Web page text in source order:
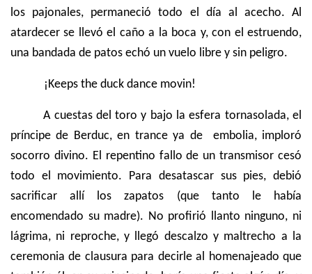
los pajonales, permaneció todo el día al acecho. Al
atardecer se llevó el caño a la boca y, con el estruendo,
una bandada de patos echó un vuelo libre y sin peligro.
¡Keeps the duck dance movin!
A cuestas del toro y bajo la esfera tornasolada, el
príncipe de Berduc, en trance ya de embolia, imploró
socorro divino. El repentino fallo de un transmisor cesó
todo el movimiento. Para desatascar sus pies, debió
sacrificar allí los zapatos (que tanto le había
encomendado su madre). No profirió llanto ninguno, ni
lágrima, ni reproche, y llegó descalzo y maltrecho a la
ceremonia de clausura para decirle al homenajeado que